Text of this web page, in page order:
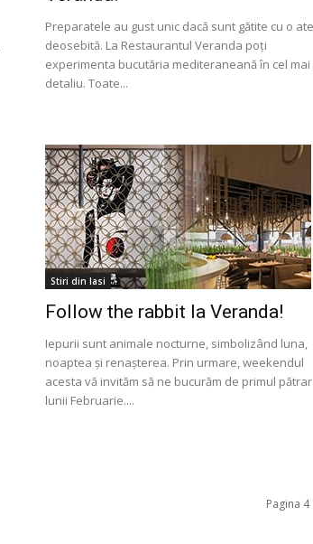
Preparatele au gust unic dacă sunt gătite cu o
deosebită. La Restaurantul Veranda poți
experimenta bucutăria mediteraneană în cel mai
detaliu. Toate...
Stiri din Iasi
Follow the rabbit la Veranda!
Iepurii sunt animale nocturne, simbolizând luna,
noaptea și renașterea. Prin urmare, weekendul
acesta vă invităm să ne bucurăm de primul
lunii Februarie....
Pagina 4